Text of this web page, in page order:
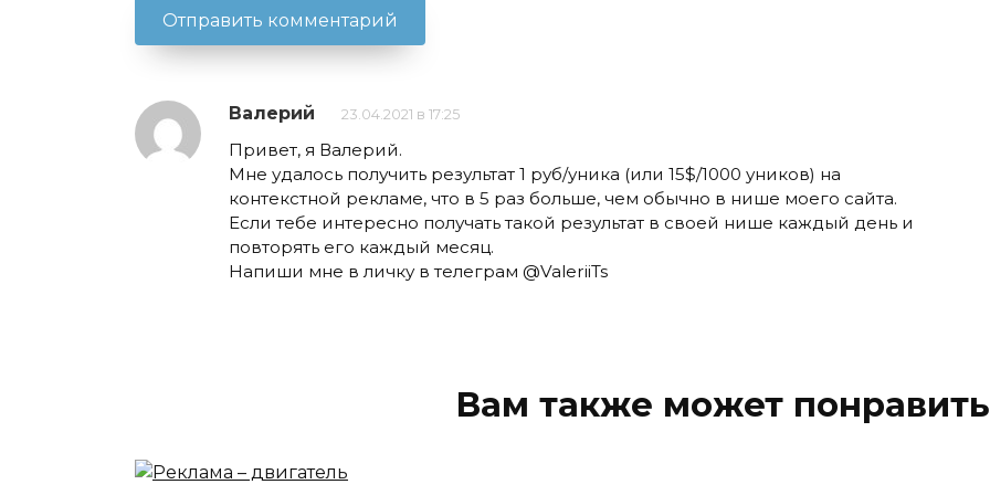
Валерий 23.04.2021 в 17:25
Привет, я Валерий.
Мне удалось получить результат 1 руб/уника (или 15$/1000 уников) на
контекстной рекламе, что в 5 раз больше, чем обычно в нише моего сайта.
Если тебе интересно получать такой результат в своей нише каждый день и
повторять его каждый месяц.
Напиши мне в личку в телеграм @ValeriiTs
Вам также может